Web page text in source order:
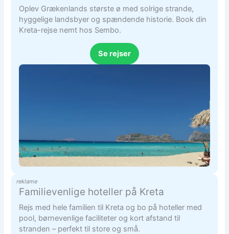
Oplev Grækenlands største ø med solrige strande,
hyggelige landsbyer og spændende historie. Book din
Kreta-rejse nemt hos Sembo.
Se rejser
reklame
Familievenlige hoteller på Kreta
Rejs med hele familien til Kreta og bo på hoteller med
pool, børnevenlige faciliteter og kort afstand til
stranden – perfekt til store og små.